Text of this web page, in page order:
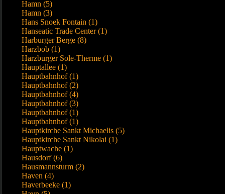
Hamn (5)
Hamn (3)
Hans Snoek Fontain (1)
Hanseatic Trade Center (1)
Harburger Berge (8)
Harzbob (1)
Harzburger Sole-Therme (1)
Hauptallee (1)
Hauptbahnhof (1)
Hauptbahnhof (2)
Hauptbahnhof (4)
Hauptbahnhof (3)
Hauptbahnhof (1)
Hauptbahnhof (1)
Hauptkirche Sankt Michaelis (5)
Hauptkirche Sankt Nikolai (1)
Hauptwache (1)
Hausdorf (6)
Hausmannsturm (2)
Haven (4)
Haverbeeke (1)